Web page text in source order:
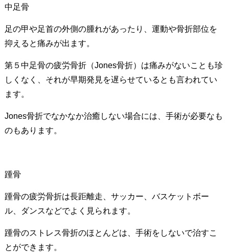
中足骨
足の甲や足首の外側の腫れがあったり、運動や骨折部位を
抑えると痛みが出ます。
第５中足骨の疲労骨折（Jones骨折）は痛みがないことも珍
しくなく、それが早期発見を遅らせているとも言われてい
ます。
Jones骨折でなかなか治癒しない場合には、手術が必要なも
のもあります。
踵骨
踵骨の疲労骨折は長距離走、サッカー、バスケットボー
ル、ダンスなどでよく見られます。
踵骨のストレス骨折のほとんどは、手術をしないで治すこ
とができます。